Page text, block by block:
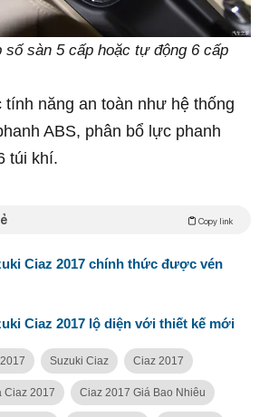
số sàn 5 cấp hoặc tự động 6 cấp
tính năng an toàn như hệ thống
ABS, phân bổ lực phanh
túi khí.
Copy link
Ciaz 2017 chính thức được vén
Ciaz 2017 lộ diện với thiết kế mới
Suzuki Ciaz Ciaz 2017
Ciaz 2017 Ciaz 2017 Giá Bao Nhiêu